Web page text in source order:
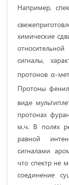
Например,
химические
сигналы,
протонов α-
Протоны
виде
протонах
м.ч. В полях
равной
сигналами
что спектр не
соединение